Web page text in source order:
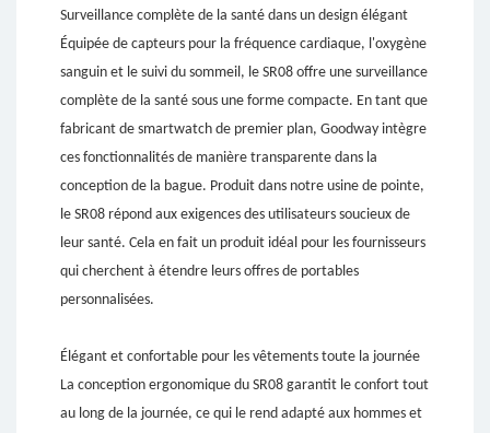
Surveillance complète de la santé dans un design élégant
Équipée de capteurs pour la fréquence cardiaque, l'oxygène
sanguin et le suivi du sommeil, le SR08 offre une surveillance
complète de la santé sous une forme compacte. En tant que
fabricant de smartwatch de premier plan, Goodway intègre
ces fonctionnalités de manière transparente dans la
conception de la bague. Produit dans notre usine de pointe,
le SR08 répond aux exigences des utilisateurs soucieux de
leur santé. Cela en fait un produit idéal pour les fournisseurs
qui cherchent à étendre leurs offres de portables
personnalisées.
Élégant et confortable pour les vêtements toute la journée
La conception ergonomique du SR08 garantit le confort tout
au long de la journée, ce qui le rend adapté aux hommes et